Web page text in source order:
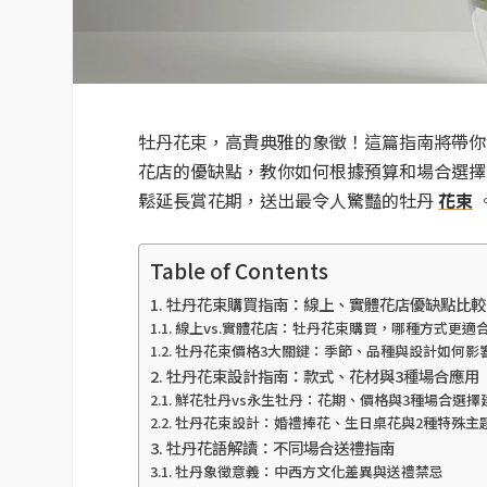
牡丹花束，高貴典雅的象徵！這篇指南將帶
花店的優缺點，教你如何根據預算和場合選
鬆延長賞花期，送出最令人驚豔的牡丹花束
Table of Contents
牡丹花束購買指南：線上、實體花店優缺點比較
線上vs.實體花店：牡丹花束購買，哪種方式更適
牡丹花束價格3大關鍵：季節、品種與設計如何影
牡丹花束設計指南：款式、花材與3種場合應用
鮮花牡丹vs永生牡丹：花期、價格與3種場合選擇
牡丹花束設計：婚禮捧花、生日桌花與2種特殊主
牡丹花語解讀：不同場合送禮指南
牡丹象徵意義：中西方文化差異與送禮禁忌